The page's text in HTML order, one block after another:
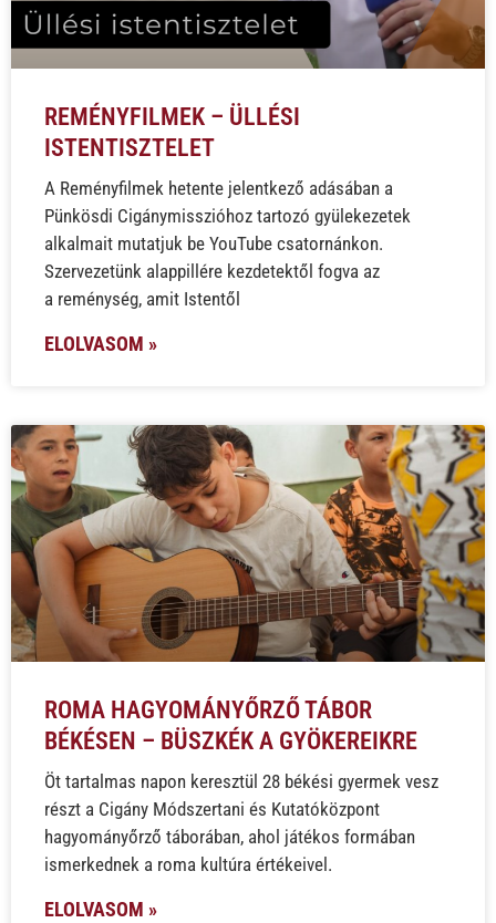
REMÉNYFILMEK – ÜLLÉSI
ISTENTISZTELET
A Reményfilmek hetente jelentkező adásában a
Pünkösdi Cigánymisszióhoz tartozó gyülekezetek
alkalmait mutatjuk be YouTube csatornánkon.
Szervezetünk alappillére kezdetektől fogva az
a reménység, amit Istentől
ELOLVASOM »
ROMA HAGYOMÁNYŐRZŐ TÁBOR
BÉKÉSEN – BÜSZKÉK A GYÖKEREIKRE
Öt tartalmas napon keresztül 28 békési gyermek vesz
részt a Cigány Módszertani és Kutatóközpont
hagyományőrző táborában, ahol játékos formában
ismerkednek a roma kultúra értékeivel.
ELOLVASOM »